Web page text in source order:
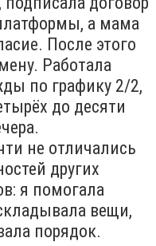
а мама
После этого
Работала
по графику 2/2,
до десяти
не отличались
других
я помогала
вещи,
порядок.